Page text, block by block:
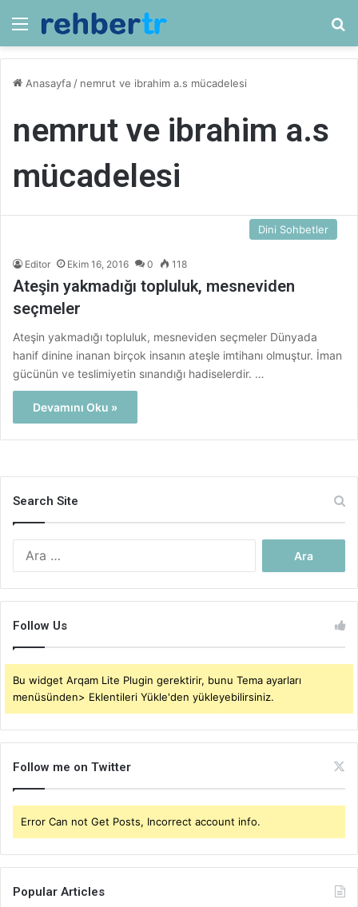
Menü
Anasayfa / nemrut ve ibrahim a.s mücadelesi
nemrut ve ibrahim a.s
mücadelesi
Dini Sohbetler
Editor Ekim 16, 2016 0 118
Ateşin yakmadığı topluluk, mesneviden
seçmeler
Ateşin yakmadığı topluluk, mesneviden seçmeler Dünyada
hanif dinine inanan birçok insanın ateşle imtihanı olmuştur. İman
gücünün ve teslimiyetin sınandığı hadiselerdir. …
Devamını Oku »
Search Site
Follow Us
Bu widget Arqam Lite Plugin gerektirir, bunu Tema ayarları
menüsünden> Eklentileri Yükle'den yükleyebilirsiniz.
Follow me on Twitter
Error Can not Get Posts, Incorrect account info.
Popular Articles